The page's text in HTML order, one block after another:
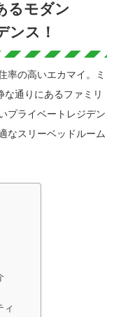
るモダン
ンス！
率の高いエカマイ。ミ
通りにあるファミリ
プライベートレジデン
なスリーベッドルーム
ィ